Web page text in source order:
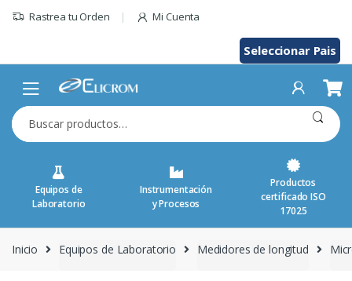
Rastrea tu Orden Mi Cuenta
Seleccionar Pais
Buscar
por:
Equipos de
Laboratorio
Instrumentación
y Procesos
Productos
certificado ISO
17025
Inicio Equipos de Laboratorio Medidores de longitud